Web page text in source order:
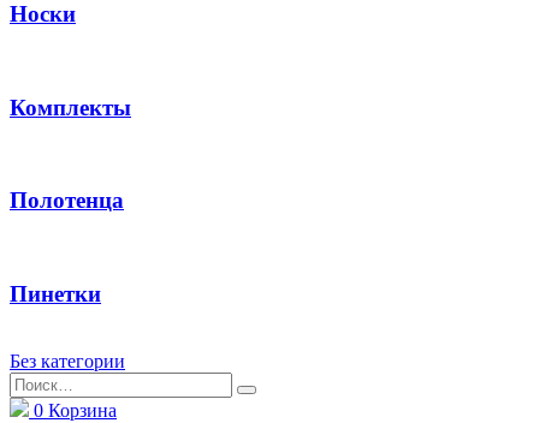
Носки
Комплекты
Полотенца
Пинетки
Без категории
Найти:
0 Корзина